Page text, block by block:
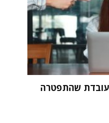
לעובדת שהתפטרה